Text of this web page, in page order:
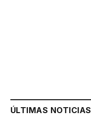
ÚLTIMAS NOTICIAS